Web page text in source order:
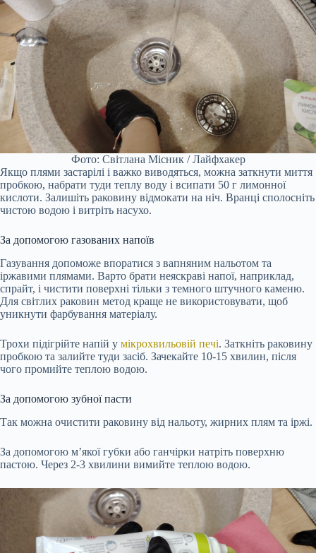
Фото: Світлана Місник / Лайфхакер
Якщо плями застарілі і важко виводяться, можна заткнути миття
пробкою, набрати туди теплу воду і всипати 50 г лимонної
кислоти. Залишіть раковину відмокати на ніч. Вранці сполосніть
чистою водою і витріть насухо.
За допомогою газованих напоїв
Газування допоможе впоратися з вапняним нальотом та
іржавими плямами. Варто брати неяскраві напої, наприклад,
спрайт, і чистити поверхні тільки з темного штучного каменю.
Для світлих раковин метод краще не використовувати, щоб
уникнути фарбування матеріалу.
Трохи підігрійте напій у мікрохвильовій печі. Заткніть раковину
пробкою та залийте туди засіб. Зачекайте 10-15 хвилин, після
чого промийте теплою водою.
За допомогою зубної пасти
Так можна очистити раковину від нальоту, жирних плям та іржі.
За допомогою м’якої губки або ганчірки натріть поверхню
пастою. Через 2-3 хвилини вимийте теплою водою.